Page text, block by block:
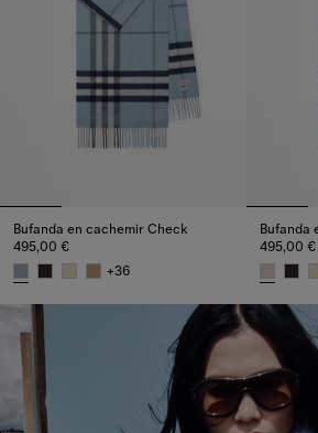
Bufanda en cachemir Check
495,00 €
+36
Bufanda
495,00 €